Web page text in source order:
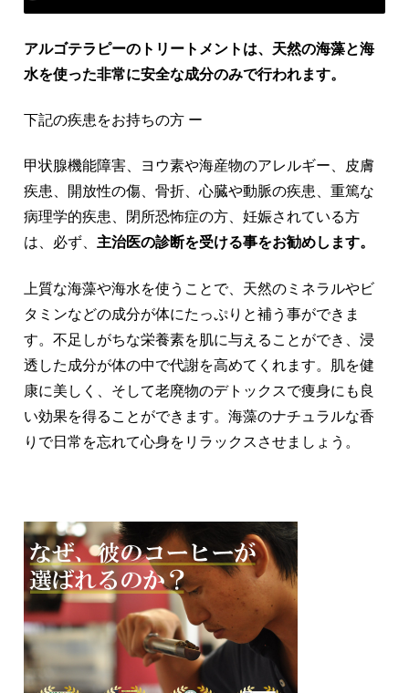
アルゴテラピーのトリートメントは、天然の海藻と海
水を使った非常に安全な成分のみで行われます。
下記の疾患をお持ちの方 ー
甲状腺機能障害、ヨウ素や海産物のアレルギー、皮膚
疾患、開放性の傷、骨折、心臓や動脈の疾患、重篤な
病理学的疾患、閉所恐怖症の方、妊娠されている方
は、必ず、 主治医の診断を受ける事をお勧めします。
上質な海藻や海水を使うことで、天然のミネラルやビ
タミンなどの成分が体にたっぷりと補う事ができま
す。不足しがちな栄養素を肌に与えることができ、浸
透した成分が体の中で代謝を高めてくれます。肌を健
康に美しく、そして老廃物のデトックスで痩身にも良
い効果を得ることができます。海藻のナチュラルな香
りで日常を忘れて心身をリラックスさせましょう。